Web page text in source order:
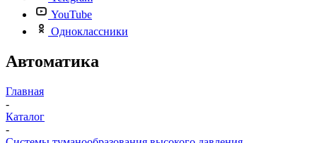
YouTube
Одноклассники
Автоматика
Главная
-
Каталог
-